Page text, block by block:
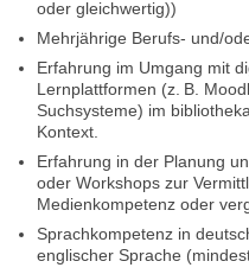
oder gleichwertig))
Mehrjährige Berufs- und/
Erfahrung im Umgang mit
Lernplattformen (z. B.
Suchsysteme) im
Kontext.
Erfahrung in der Planung
oder Workshops zur
Medienkompetenz oder
Sprachkompetenz in
englischer Sprache